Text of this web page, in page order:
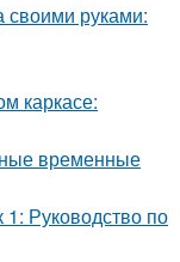
своими руками:
каркасе:
временные
Руководство по